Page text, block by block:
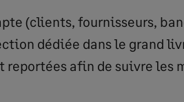
(clients, fournisseurs,
dédiée dans le grand
reportées afin de suivre les